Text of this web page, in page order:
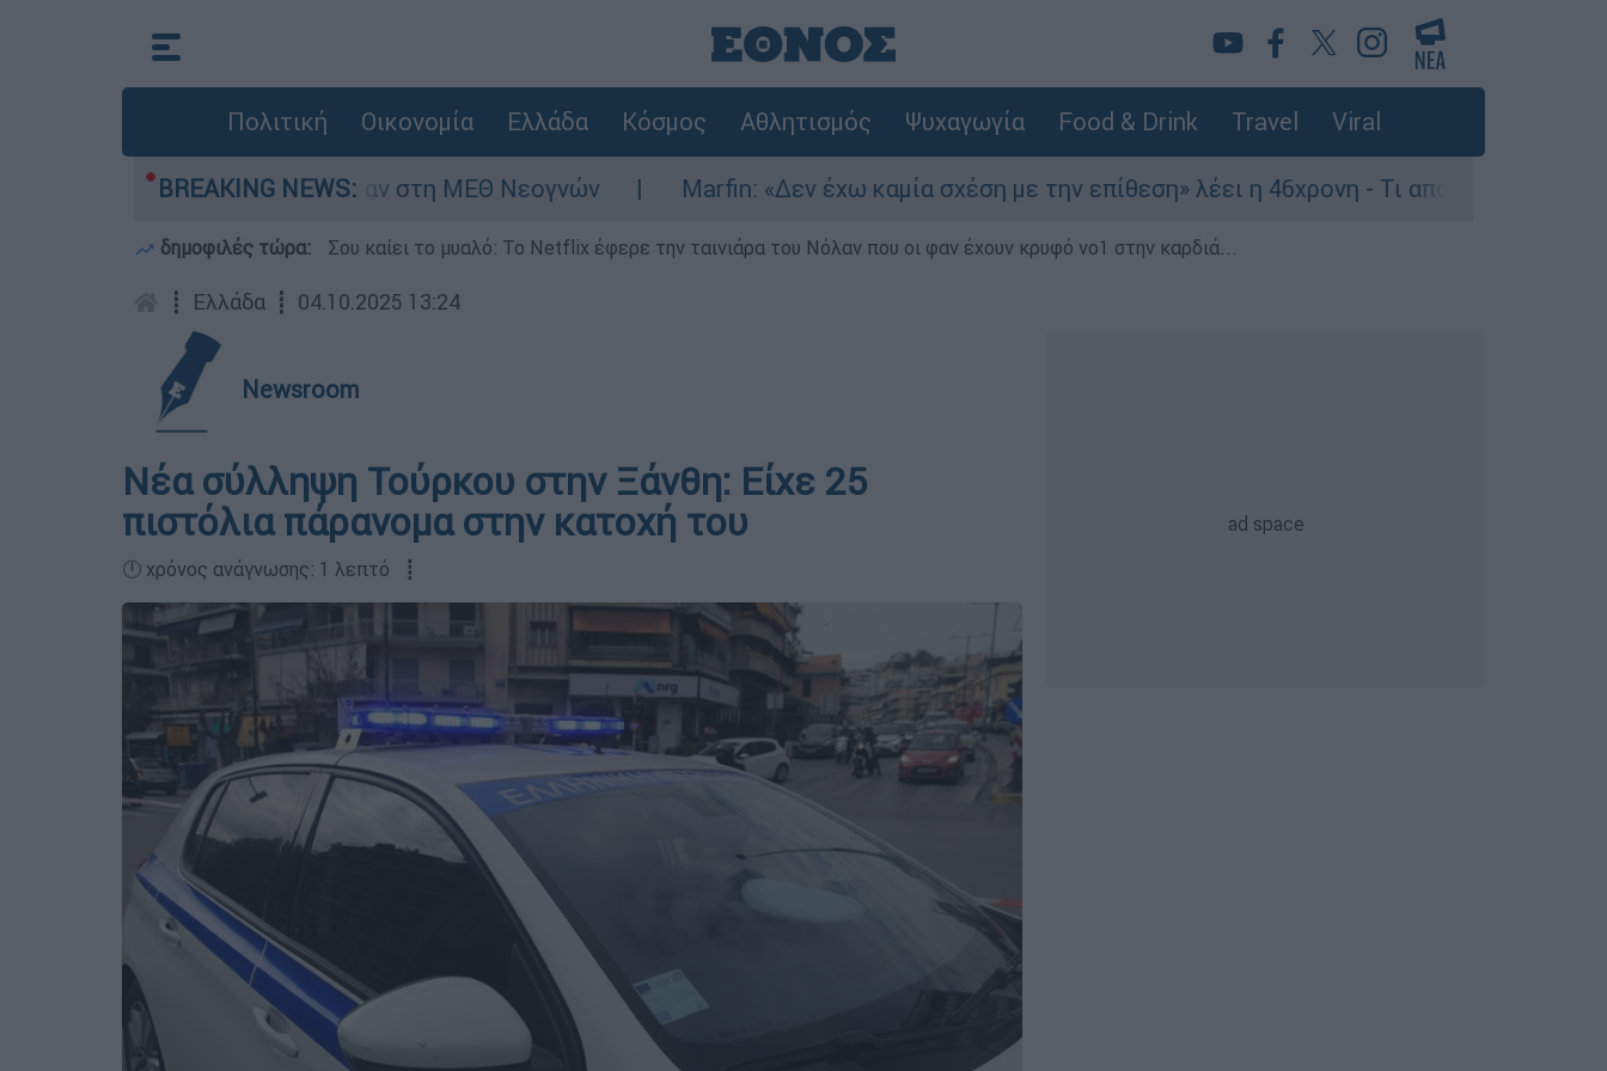
Πολιτική Οικονομία Ελλάδα Κόσμος Αθλητισμός Ψυχαγωγία Food & Drink Travel Viral
BREAKING NEWS:
- Νοσηλευόταν στη ΜΕΘ Νεογνών Marfin: «Δεν έχω καμία σχέση με την επίθεση» λέει η 46χρονη - Τι αποκάλυψε στους
δημοφιλές τώρα: Σου καίει το μυαλό: Το Netflix έφερε την ταινιάρα του Νόλαν που οι φαν έχουν κρυφό νο1 στην καρδιά...
┋ Ελλάδα ┋ 04.10.2025 13:24
Newsroom
Νέα σύλληψη Τούρκου στην Ξάνθη: Είχε 25
πιστόλια πάρανομα στην κατοχή του
🕛 χρόνος ανάγνωσης: 1 λεπτό ┋